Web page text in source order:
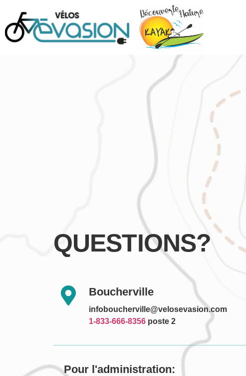
QUESTIONS?
Boucherville
infoboucherville@velosevasion.com
1-833-666-8356 poste 2
Pour l'administration: